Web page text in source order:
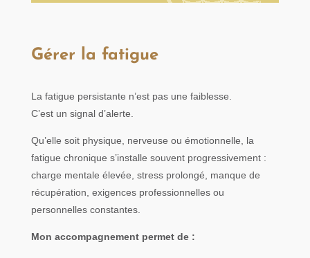
Gérer la fatigue
La fatigue persistante n’est pas une faiblesse.
C’est un signal d’alerte.
Qu’elle soit physique, nerveuse ou émotionnelle, la
fatigue chronique s’installe souvent progressivement :
charge mentale élevée, stress prolongé, manque de
récupération, exigences professionnelles ou
personnelles constantes.
Mon accompagnement permet de :